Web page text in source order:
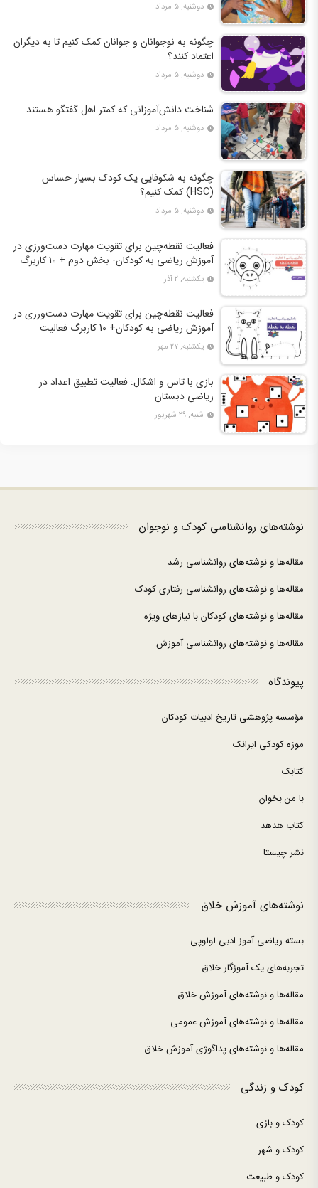
دوشنبه, ۵ مرداد
چگونه به نوجوانان و جوانان کمک کنیم تا به دیگران
اعتماد کنند؟
دوشنبه, ۵ مرداد
شناخت دانش‌آموزانی که کمتر اهل گفتگو هستند
دوشنبه, ۵ مرداد
چگونه به شکوفایی یک کودک بسیار حساس
(HSC) کمک کنیم؟
دوشنبه, ۵ مرداد
فعالیت نقطه‌چین برای تقویت مهارت دست‌ورزی در
آموزش ریاضی به کودکان- بخش دوم + 10 کاربرگ
فعالیت
یکشنبه, ۲ آذر
فعالیت نقطه‌چین برای تقویت مهارت دست‌ورزی در
آموزش ریاضی به کودکان+ 10 کاربرگ فعالیت
یکشنبه, ۲۷ مهر
بازی با تاس و اشکال: فعالیت تطبیق اعداد در
ریاضی دبستان
شنبه, ۲۹ شهریور
نوشته‌های روانشناسی کودک و نوجوان
مقاله‌ها و نوشته‌های روانشناسی رشد
مقاله‌ها و نوشته‌های روانشناسی رفتاری کودک
مقاله‌ها و نوشته‌های کودکان با نیازهای ویژه
مقاله‌ها و نوشته‌های روانشناسی آموزش
پیوندگاه
مؤسسه پژوهشی تاریخ ادبیات کودکان
موزه کودکی ایرانک
کتابک
با من بخوان
کتاب هدهد
نشر چیستا
نوشته‌های آموزش خلاق
بسته ریاضی آموز ادبی لولوپی
تجربه‌های یک آموزگار خلاق
مقاله‌ها و نوشته‌های آموزش خلاق
مقاله‌ها و نوشته‌های آموزش عمومی
مقاله‌ها و نوشته‌های پداگوژی آموزش خلاق
کودک و زندگی
کودک و بازی
کودک و شهر
کودک و طبیعت